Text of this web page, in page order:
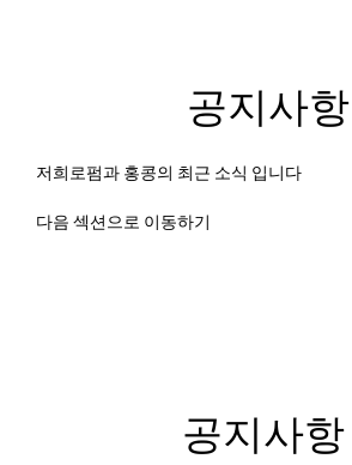
공지사항
저희로펌과 홍콩의 최근 소식 입니다
다음 섹션으로 이동하기
공지사항